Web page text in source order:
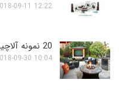
12:22 2018-09-11
20 نمونه آلاچیق برتر اروپایی
10:04 2018-09-30